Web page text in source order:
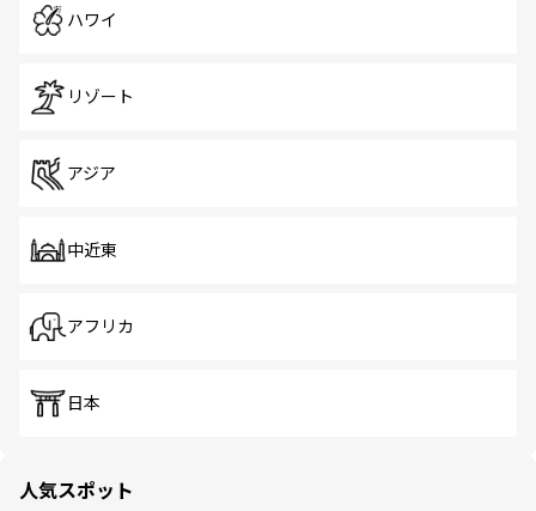
ハワイ
リゾート
アジア
中近東
アフリカ
日本
人気スポット